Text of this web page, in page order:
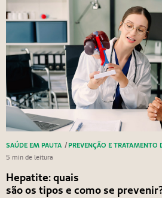
SAÚDE EM PAUTA / PREVENÇÃO E TRATAMENTO
5 min de leitura
Hepatite: quais
são os tipos e como se